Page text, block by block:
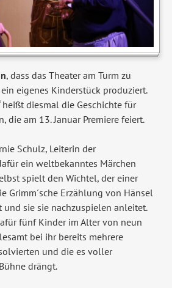
, dass das Theater am Turm zu
eigenes Kinderstück produziert.
heißt diesmal die Geschichte für
die am 13. Januar Premiere feiert.
Schulz, Leiterin der
ein weltbekanntes Märchen
spielt den Wichtel, der einer
Grimm´sche Erzählung von Hänsel
sie sie nachzuspielen anleitet.
fünf Kinder im Alter von neun
bei ihr bereits mehrere
und die es voller
drängt.